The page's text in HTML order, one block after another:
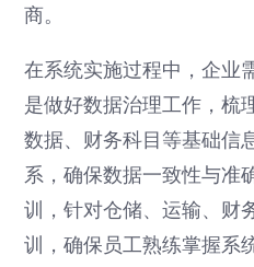
商。
在系统实施过程中，企业
是做好数据治理工作，梳
数据、财务科目等基础信
系，确保数据一致性与准
训，针对仓储、运输、财
训，确保员工熟练掌握系